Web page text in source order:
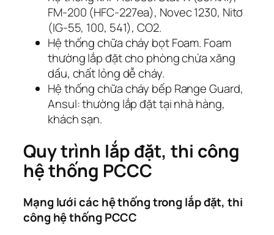
FM-200 (HFC-227ea), Novec 1230, Nitơ
(IG-55, 100, 541), CO2.
Hệ thống chữa cháy bọt Foam. Foam
thường lắp đặt cho phòng chứa xăng
dầu, chất lỏng dễ cháy.
Hệ thống chữa cháy bếp Range Guard,
Ansul: thường lắp đặt tại nhà hàng,
khách sạn.
Quy trình lắp đặt, thi công
hệ thống PCCC
Mạng lưới các hệ thống trong lắp đặt, thi
công hệ thống PCCC